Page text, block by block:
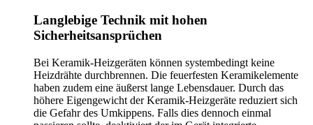
Langlebige Technik mit hohen
Sicherheitsansprüchen
Bei Keramik-Heizgeräten können systembedingt keine
Heizdrähte durchbrennen. Die feuerfesten Keramikelemente
haben zudem eine äußerst lange Lebensdauer. Durch das
höhere Eigengewicht der Keramik-Heizgeräte reduziert sich
die Gefahr des Umkippens. Falls dies dennoch einmal